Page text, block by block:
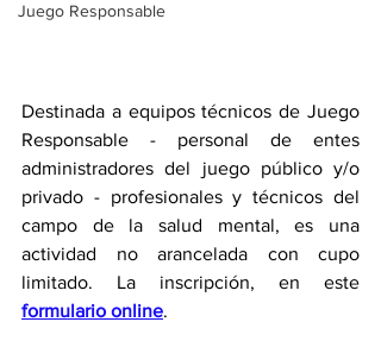
Juego Responsable
Destinada a equipos técnicos de Juego
Responsable - personal de entes
administradores del juego público y/o
privado - profesionales y técnicos del
campo de la salud mental, es una
actividad no arancelada con cupo
formulario online.